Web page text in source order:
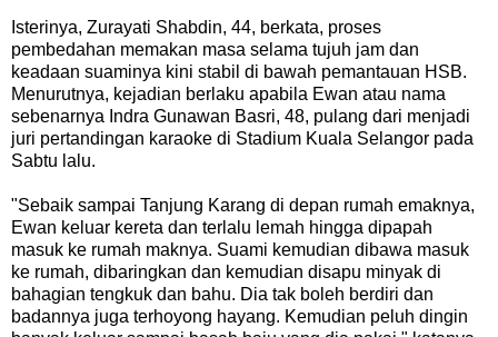
Isterinya, Zurayati Shabdin, 44, berkata, proses
pembedahan memakan masa selama tujuh jam dan
keadaan suaminya kini stabil di bawah pemantauan HSB.
Menurutnya, kejadian berlaku apabila Ewan atau nama
sebenarnya Indra Gunawan Basri, 48, pulang dari menjadi
juri pertandingan karaoke di Stadium Kuala Selangor pada
Sabtu lalu.
"Sebaik sampai Tanjung Karang di depan rumah emaknya,
Ewan keluar kereta dan terlalu lemah hingga dipapah
masuk ke rumah maknya. Suami kemudian dibawa masuk
ke rumah, dibaringkan dan kemudian disapu minyak di
bahagian tengkuk dan bahu. Dia tak boleh berdiri dan
badannya juga terhoyong hayang. Kemudian peluh dingin